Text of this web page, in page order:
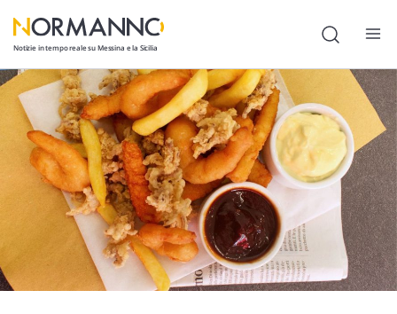
Notizie in tempo reale su Messina e la Sicilia
Attualità
Cronaca
Politica
Cultura
Lavoro
Società